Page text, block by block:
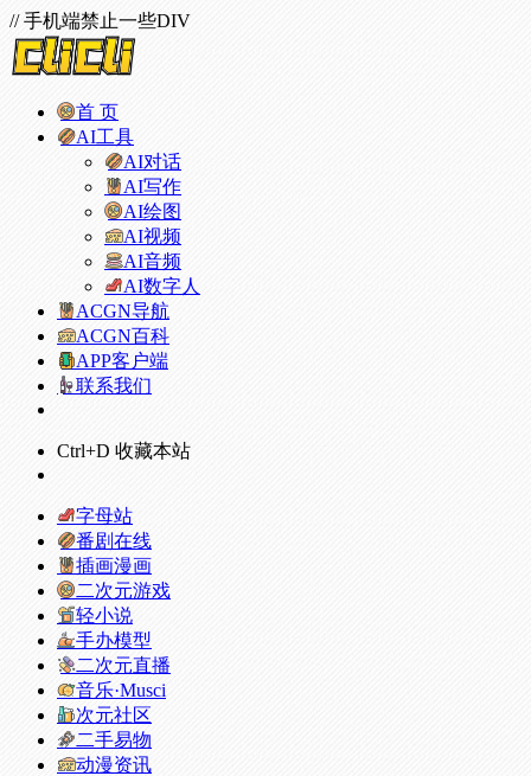
// 手机端禁止一些DIV
首 页
AI工具
AI对话
AI写作
AI绘图
AI视频
AI音频
AI数字人
ACGN导航
ACGN百科
APP客户端
联系我们
Ctrl+D 收藏本站
字母站
番剧在线
插画漫画
二次元游戏
轻小说
手办模型
二次元直播
音乐·Musci
次元社区
二手易物
动漫资讯